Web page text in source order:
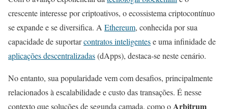
crescente interesse por criptoativos, o ecossistema criptocontínuo
se expande e se diversifica. A Ethereum, conhecida por sua
capacidade de suportarcontratos inteligentese uma infinidade de
aplicações descentralizadas(dApps), destaca-se neste cenário.
No entanto, sua popularidade vem com desafios, principalmente
relacionados à escalabilidade e custo das transações. É nesse
contexto que soluções de segunda camada, como oArbitrum